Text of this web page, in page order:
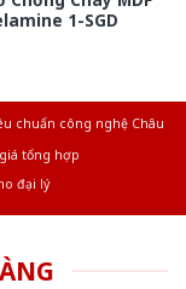
1-SGD
chuẩn công nghệ Châu
tổng hợp
đại lý